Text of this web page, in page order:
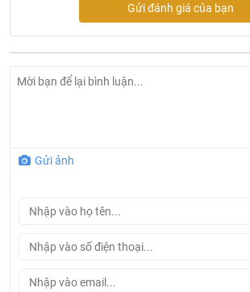
Khám phá những ưu điểm đỉnh
RANGOS RG-8088B
Gửi đánh giá của bạn
Gửi ảnh